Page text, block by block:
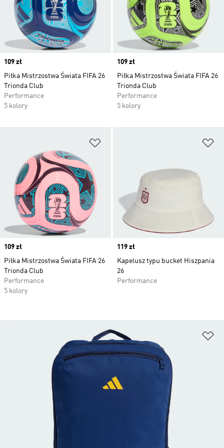
Price
109 zł
Piłka Mistrzostwa Świata FIFA 26
Trionda Club
Performance
5 kolory
Price
109 zł
Piłka Mistrzostwa Świata FIFA 26
Trionda Club
Performance
5 kolory
Price
109 zł
Piłka Mistrzostwa Świata FIFA 26
Trionda Club
Performance
5 kolory
Price
119 zł
Kapelusz typu bucket Hiszpania
26
Performance